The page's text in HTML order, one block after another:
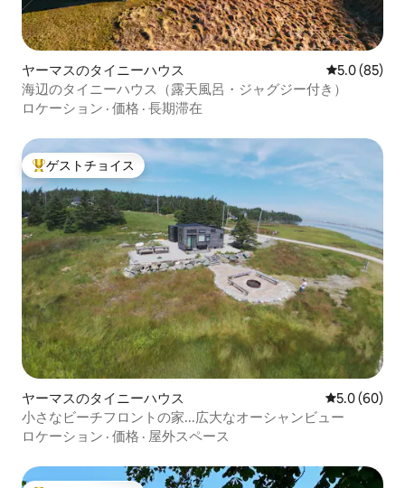
ヤーマスのタイニーハウス レビュー85
5.0 (85)
海辺のタイニーハウス（露天風呂・ジャグジー付き）
ロケーション · 価格 · 長期滞在
大好評のゲストチョイスです。
ゲストチョイス
ヤーマスのタイニーハウス レビュー60
5.0 (60)
小さなビーチフロントの家...広大なオーシャンビュー
ロケーション · 価格 · 屋外スペース